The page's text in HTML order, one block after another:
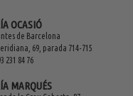
OCASIÓ
de Barcelona
69, parada 714-715
231 84 76
MARQUÉS